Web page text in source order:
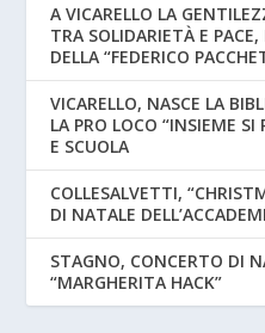
A VICARELLO LA
TRA SOLIDARIETÀ E
DELLA “FEDERICO
VICARELLO, NASCE LA
LA PRO LOCO “INSIEME
E SCUOLA
COLLESALVETTI,
DI NATALE
STAGNO, CONCERTO DI
“MARGHERITA HACK”